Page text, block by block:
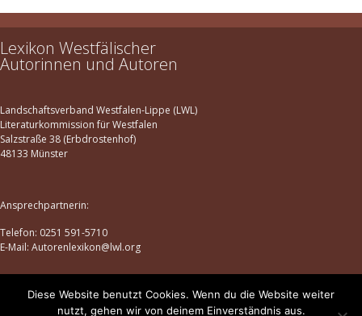
Lexikon Westfälischer
Autorinnen und Autoren
Landschaftsverband Westfalen-Lippe (LWL)
Literaturkommission für Westfalen
Salzstraße 38 (Erbdrostenhof)
48133 Münster
Ansprechpartnerin:
Telefon: 0251 591-5710
E-Mail: Autorenlexikon@lwl.org
Datenschutz |Impressum
Diese Website benutzt Cookies. Wenn du die Website weiter
nutzt, gehen wir von deinem Einverständnis aus.